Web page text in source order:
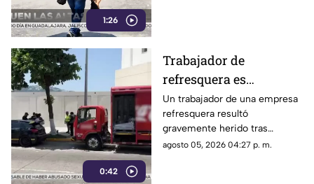
1:26
0:42
Trabajador de
refresquera es
atropellado en la
Costera Miguel Alemán
Un trabajador de una empresa
refresquera resultó
gravemente herido tras
resbalar de su camión y ser
agosto 05, 2026 04:27 p. m.